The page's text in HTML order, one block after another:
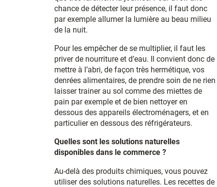
chance de détecter leur présence, il faut donc
par exemple allumer la lumière au beau milieu
de la nuit.
Pour les empêcher de se multiplier, il faut les
priver de nourriture et d’eau. Il convient donc de
mettre à l’abri, de façon très hermétique, vos
denrées alimentaires, de prendre soin de ne rien
laisser trainer au sol comme des miettes de
pain par exemple et de bien nettoyer en
dessous des appareils électroménagers, et en
particulier en dessous des réfrigérateurs.
Quelles sont les solutions naturelles
disponibles dans le commerce ?
Au-delà des produits chimiques, vous pouvez
utiliser des solutions naturelles. Les recettes de